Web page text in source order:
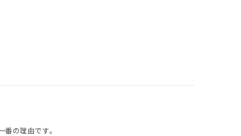
の理由です。